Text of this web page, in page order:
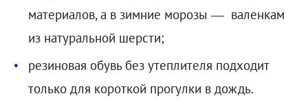
материалов, а в зимние морозы — валенкам
из натуральной шерсти;
резиновая обувь без утеплителя подходит
только для короткой прогулки в дождь.